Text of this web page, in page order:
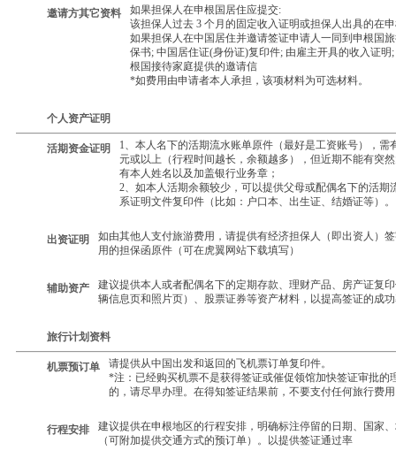
邀请方其它资料
如果担保人在申根国居住应提交:
该担保人过去 3 个月的固定收入证明或担保人出具的在
如果担保人在中国居住并邀请签证申请人一同到申根国
保书; 中国居住证(身份证)复印件; 由雇主开具的收入证
根国接待家庭提供的邀请信
*如费用由申请者本人承担，该项材料为可选材料。
个人资产证明
活期资金证明
1、本人名下的活期流水账单原件（最好是工资账号），需
元或以上（行程时间越长，余额越多），但近期不能有突
有本人姓名以及加盖银行业务章；
2、如本人活期余额较少，可以提供父母或配偶名下的活期
系证明文件复印件（比如：户口本、出生证、结婚证等）。
出资证明
如由其他人支付旅游费用，请提供有经济担保人（即出资人）
用的担保函原件（可在虎翼网站下载填写）
辅助资产
建议提供本人或者配偶名下的定期存款、理财产品、房产证复
辆信息页和照片页）、股票证券等资产材料，以提高签证的成
旅行计划资料
机票预订单
请提供从中国出发和返回的飞机票订单复印件。
*注：已经购买机票不是获得签证或催促领馆加快签证审批的
的，请尽早办理。在得知签证结果前，不要支付任何旅行费
行程安排
建议提供在申根地区的行程安排，明确标注停留的日期、国家
（可附加提供交通方式的预订单）。以提供签证通过率